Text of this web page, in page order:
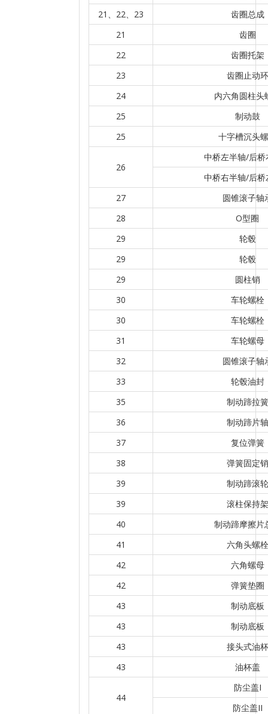
21、22、23
齿圈总成
21
齿圈
22
齿圈托架
23
齿圈止动环
24
内六角圆柱头
25
制动鼓
25
十字槽沉头
26
中桥左半轴/后桥
中桥右半轴/后桥
27
圆锥滚子轴
28
O型圈
29
轮毂
29
轮毂
29
圆柱销
30
车轮螺栓
30
车轮螺栓
31
车轮螺母
32
圆锥滚子轴
33
轮毂油封
35
制动蹄拉簧
36
制动蹄片轴
37
复位弹簧
38
弹簧固定销
39
制动蹄滚轮
39
滚柱保持架
40
制动蹄摩擦片
41
六角头螺栓
42
六角螺母
42
弹簧垫圈
43
制动底板
43
制动底板
43
接头式油杯
43
油杯盖
44
防尘盖I
防尘盖II